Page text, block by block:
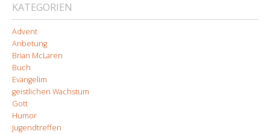
KATEGORIEN
Advent
Anbetung
Brian McLaren
Buch
Evangelim
geistlichen Wachstum
Gott
Humor
Jugendtreffen